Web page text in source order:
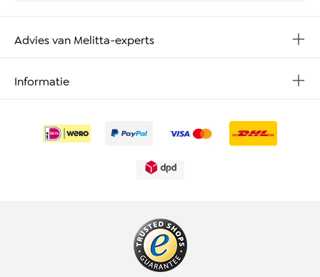
Advies van Melitta-experts
Informatie